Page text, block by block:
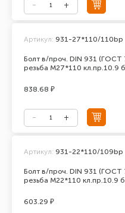
Болт в/проч. DIN 931
резьба М27*110 кл.пр.10.9
Артикул: 931-27*110/110bp
838.68 ₽
Болт в/проч. DIN 931
резьба М22*110 кл.пр.10.9
Артикул: 931-22*110/109bp
603.29 ₽